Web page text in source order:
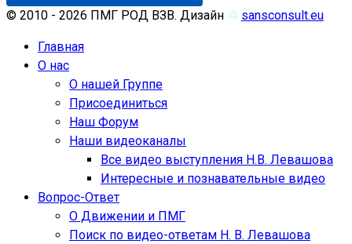
© 2010 - 2026 ПМГ РОД ВЗВ. Дизайн ♲ sansconsult.eu
Главная
О нас
О нашей Группе
Присоединиться
Наш Форум
Наши видеоканалы
Все видео выступления Н.В. Левашова
Интересные и познавательные видео
Вопрос-Ответ
О Движении и ПМГ
Поиск по видео-ответам Н. В. Левашова